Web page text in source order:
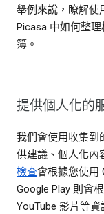
舉例來說，瞭解使
Picasa 中如何整
簿。
提供個人化的
我們會使用收集到
供建議、個人化內
檢查會根據您使用
Google Play 則會
YouTube 影片等